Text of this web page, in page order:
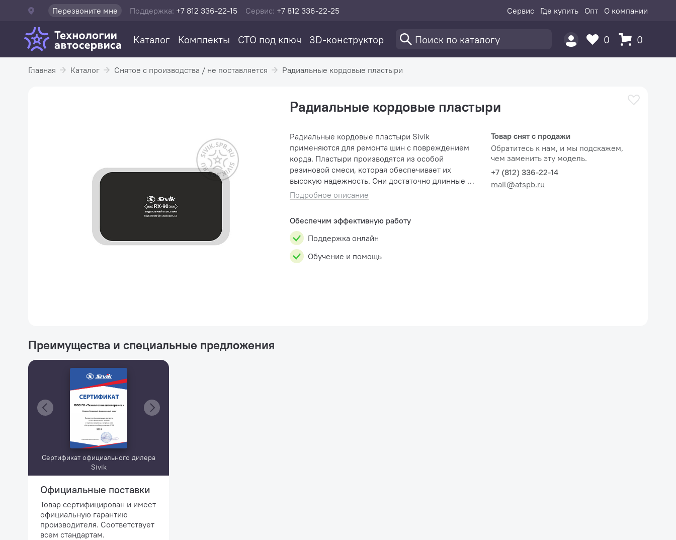
Перезвоните мне Поддержка: +7 812 336-22-15 Сервис: +7 812 336-22-25 Сервис Где купить Опт О компании
Каталог Комплекты СТО под ключ 3D-конструктор 0 0
Главная Каталог Снятое с производства / не поставляется Радиальные кордовые пластыри
Радиальные кордовые пластыри
Радиальные кордовые пластыри Sivik
применяются для ремонта шин с повреждением
корда. Пластыри производятся из особой
резиновой смеси, которая обеспечивает их
высокую надежность. Они достаточно длинные и
в то же время эластичные, что исключает
увеличение жесткости боковой ...
Подробное описание
Обеспечим эффективную работу
Поддержка онлайн
Обучение и помощь
Товар снят с продажи
Обратитесь к нам, и мы подскажем,
чем заменить эту модель.
+7 (812) 336-22-14
mail@atspb.ru
Преимущества и специальные предложения
Сертификат официального дилера
Sivik
Официальные поставки
Товар сертифицирован и имеет
официальную гарантию
производителя. Соответствует
всем стандартам.